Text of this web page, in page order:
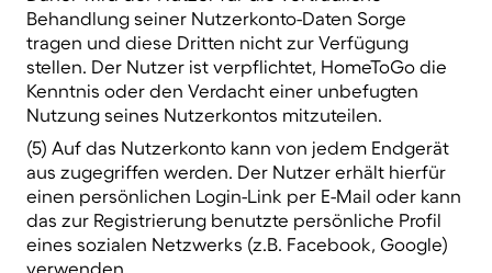
Behandlung seiner Nutzerkonto-Daten Sorge
tragen und diese Dritten nicht zur Verfügung
stellen. Der Nutzer ist verpflichtet, HomeToGo die
Kenntnis oder den Verdacht einer unbefugten
Nutzung seines Nutzerkontos mitzuteilen.
(5) Auf das Nutzerkonto kann von jedem Endgerät
aus zugegriffen werden. Der Nutzer erhält hierfür
einen persönlichen Login-Link per E-Mail oder kann
das zur Registrierung benutzte persönliche Profil
eines sozialen Netzwerks (z.B. Facebook, Google)
verwenden.